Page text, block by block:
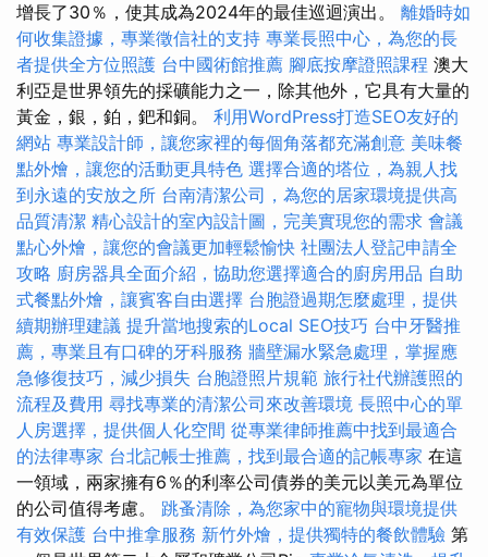
增長了30％，使其成為2024年的最佳巡迴演出。 離婚時如
何收集證據，專業徵信社的支持 專業長照中心，為您的長
者提供全方位照護 台中國術館推薦 腳底按摩證照課程 澳大
利亞是世界領先的採礦能力之一，除其他外，它具有大量的
黃金，銀，鉑，鈀和銅。 利用WordPress打造SEO友好的
網站 專業設計師，讓您家裡的每個角落都充滿創意 美味餐
點外燴，讓您的活動更具特色 選擇合適的塔位，為親人找
到永遠的安放之所 台南清潔公司，為您的居家環境提供高
品質清潔 精心設計的室內設計圖，完美實現您的需求 會議
點心外燴，讓您的會議更加輕鬆愉快 社團法人登記申請全
攻略 廚房器具全面介紹，協助您選擇適合的廚房用品 自助
式餐點外燴，讓賓客自由選擇 台胞證過期怎麼處理，提供
續期辦理建議 提升當地搜索的Local SEO技巧 台中牙醫推
薦，專業且有口碑的牙科服務 牆壁漏水緊急處理，掌握應
急修復技巧，減少損失 台胞證照片規範 旅行社代辦護照的
流程及費用 尋找專業的清潔公司來改善環境 長照中心的單
人房選擇，提供個人化空間 從專業律師推薦中找到最適合
的法律專家 台北記帳士推薦，找到最合適的記帳專家 在這
一領域，兩家擁有6％的利率公司債券的美元以美元為單位
的公司值得考慮。 跳蚤清除，為您家中的寵物與環境提供
有效保護 台中推拿服務 新竹外燴，提供獨特的餐飲體驗 第